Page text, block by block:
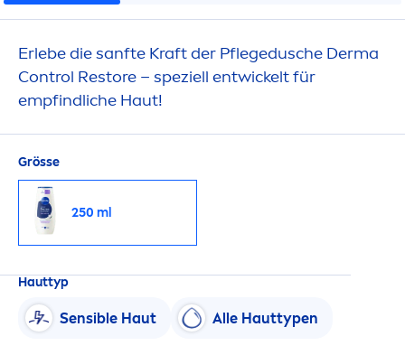
Erlebe die sanfte Kraft der Pflegedusche Derma
Control Restore – speziell entwickelt für
empfindliche Haut!
Grösse
250 ml
Hauttyp
Sensible Haut Alle Hauttypen